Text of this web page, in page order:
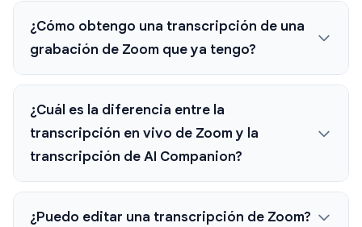
¿Cómo obtengo una transcripción de una
grabación de Zoom que ya tengo?
¿Cuál es la diferencia entre la
transcripción en vivo de Zoom y la
transcripción de AI Companion?
¿Puedo editar una transcripción de Zoom?